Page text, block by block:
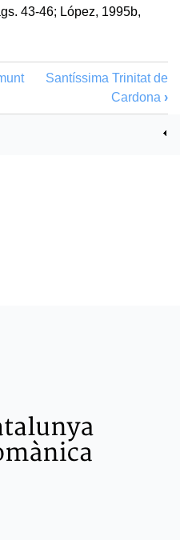
43-46; López, 1995b,
Santíssima Trinitat de
Cardona ›